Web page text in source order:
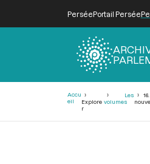
PerséePortail Persée
Accu
eil
Explore
r
Les
volumes